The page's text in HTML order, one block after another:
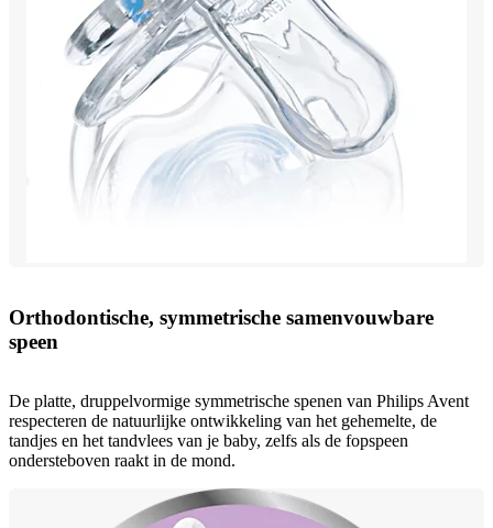
Orthodontische, symmetrische samenvouwbare
speen
De platte, druppelvormige symmetrische spenen van Philips Avent
respecteren de natuurlijke ontwikkeling van het gehemelte, de
tandjes en het tandvlees van je baby, zelfs als de fopspeen
ondersteboven raakt in de mond.